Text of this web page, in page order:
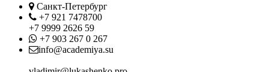
Location
Санкт-Петербург
Phone
+7 921 7478700
+7 9999 2626 59
Whatsapp
+7 903 267 0 267
Contact
info@academiya.su